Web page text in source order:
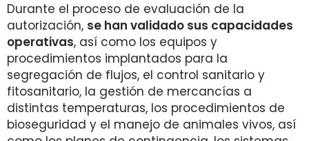
Durante el proceso de evaluación de la
autorización, se han validado sus capacidades
operativas, así como los equipos y
procedimientos implantados para la
segregación de flujos, el control sanitario y
fitosanitario, la gestión de mercancías a
distintas temperaturas, los procedimientos de
bioseguridad y el manejo de animales vivos, así